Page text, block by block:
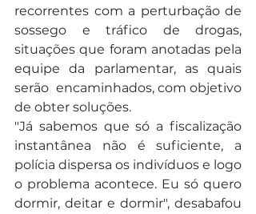
recorrentes com a perturbação de
sossego e tráfico de drogas,
situações que foram anotadas pela
equipe da parlamentar, as quais
serão  encaminhados, com objetivo
de obter soluções.
"Já sabemos que só a fiscalização
instantânea não é suficiente, a
polícia dispersa os indivíduos e logo
o problema acontece. Eu só quero
dormir, deitar e dormir", desabafou